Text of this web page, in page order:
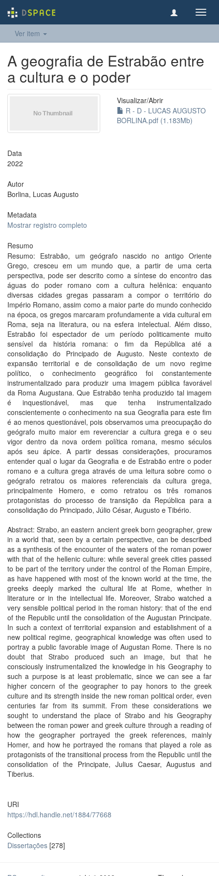
Ver item
A geografia de Estrabão entre
a cultura e o poder
Visualizar/Abrir
R - D - LUCAS AUGUSTO
BORLINA.pdf (1.183Mb)
Data
2022
Autor
Borlina, Lucas Augusto
Metadata
Mostrar registro completo
Resumo
Resumo: Estrabão, um geógrafo nascido no antigo Oriente
Grego, cresceu em um mundo que, a partir de uma certa
perspectiva, pode ser descrito como a síntese do encontro das
águas do poder romano com a cultura helênica: enquanto
diversas cidades gregas passaram a compor o território do
Império Romano, assim como a maior parte do mundo conhecido
na época, os gregos marcaram profundamente a vida cultural em
Roma, seja na literatura, ou na esfera intelectual. Além disso,
Estrabão foi espectador de um período politicamente muito
sensível da história romana: o fim da República até a
consolidação do Principado de Augusto. Neste contexto de
expansão territorial e de consolidação de um novo regime
político, o conhecimento geográfico foi constantemente
instrumentalizado para produzir uma imagem pública favorável
da Roma Augustana. Que Estrabão tenha produzido tal imagem
é inquestionável, mas que tenha instrumentalizado
conscientemente o conhecimento na sua Geografia para este fim
é ao menos questionável, pois observamos uma preocupação do
geógrafo muito maior em reverenciar a cultura grega e o seu
vigor dentro da nova ordem política romana, mesmo séculos
após seu ápice. A partir dessas considerações, procuramos
entender qual o lugar da Geografia e de Estrabão entre o poder
romano e a cultura grega através de uma leitura sobre como o
geógrafo retratou os maiores referenciais da cultura grega,
principalmente Homero, e como retratou os três romanos
protagonistas do processo de transição da República para a
consolidação do Principado, Júlio César, Augusto e Tibério.
Abstract: Strabo, an eastern ancient greek born geographer, grew
in a world that, seen by a certain perspective, can be described
as a synthesis of the encounter of the waters of the roman power
with that of the hellenic culture: while several greek cities passed
to be part of the territory under the control of the Roman Empire,
as have happened with most of the known world at the time, the
greeks deeply marked the cultural life at Rome, whether in
literature or in the intellectual life. Moreover, Strabo watched a
very sensible political period in the roman history: that of the end
of the Republic until the consolidation of the Augustan Principate.
In such a context of territorial expansion and establishment of a
new political regime, geographical knowledge was often used to
portray a public favorable image of Augustan Rome. There is no
doubt that Strabo produced such an image, but that he
consciously instrumentalized the knowledge in his Geography to
such a purpose is at least problematic, since we can see a far
higher concern of the geographer to pay honors to the greek
culture and its strength inside the new roman political order, even
centuries far from its summit. From these considerations we
sought to understand the place of Strabo and his Geography
between the roman power and greek culture through a reading of
how the geographer portrayed the greek references, mainly
Homer, and how he portrayed the romans that played a role as
protagonists of the transitional process from the Republic until the
consolidation of the Principate, Julius Caesar, Augustus and
Tiberius.
URI
https://hdl.handle.net/1884/77668
Collections
Dissertações [278]